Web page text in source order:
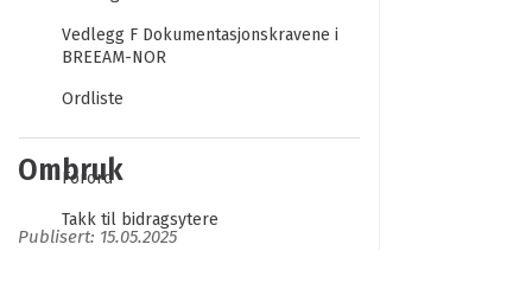
Vedlegg F Dokumentasjonskravene i
BREEAM-NOR
Ordliste
Forord
Takk til bidragsytere
Ombruk
Publisert: 15.05.2025